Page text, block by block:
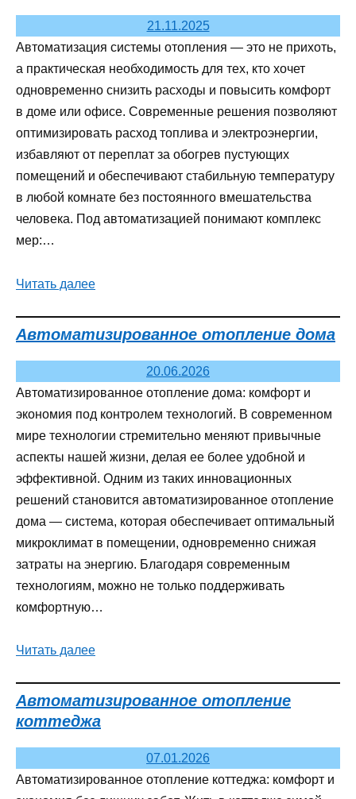
21.11.2025
Автоматизация системы отопления — это не прихоть,
а практическая необходимость для тех, кто хочет
одновременно снизить расходы и повысить комфорт
в доме или офисе. Современные решения позволяют
оптимизировать расход топлива и электроэнергии,
избавляют от переплат за обогрев пустующих
помещений и обеспечивают стабильную температуру
в любой комнате без постоянного вмешательства
человека. Под автоматизацией понимают комплекс
мер:…
Читать далее
Автоматизированное отопление дома
20.06.2026
Автоматизированное отопление дома: комфорт и
экономия под контролем технологий. В современном
мире технологии стремительно меняют привычные
аспекты нашей жизни, делая ее более удобной и
эффективной. Одним из таких инновационных
решений становится автоматизированное отопление
дома — система, которая обеспечивает оптимальный
микроклимат в помещении, одновременно снижая
затраты на энергию. Благодаря современным
технологиям, можно не только поддерживать
комфортную…
Читать далее
Автоматизированное отопление
коттеджа
07.01.2026
Автоматизированное отопление коттеджа: комфорт и